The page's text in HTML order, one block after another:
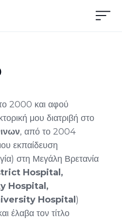
2000 και αφού
μου διατριβή στο
, από το 2004
εκπαίδευση
στη Μεγάλη Βρετανία
Hospital,
Hospital,
Hospital )
έλαβα τον τίτλο